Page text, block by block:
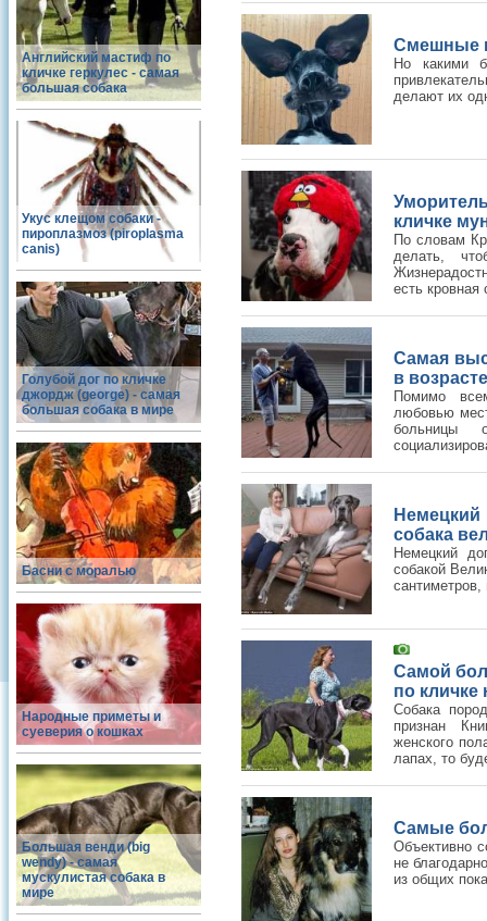
Английский мастиф по
кличке геркулес - самая
большая собака
Укус клещом собаки -
пироплазмоз (piroplasma
canis)
Голубой дог по кличке
джордж (george) - самая
большая собака в мире
Басни с моралью
Народные приметы и
суеверия о кошках
Большая венди (big
wendy) - самая
мускулистая собака в
мире
Смешные
Но какими
делают их
кличке
По словам
делать,
есть кровная
Самая
в
Помимо
любовью
больницы
собака
Немецкий
собакой
Самой
по кличке
Собака
признан
женского
лапах, то
Самые
Объективно
не
из общих